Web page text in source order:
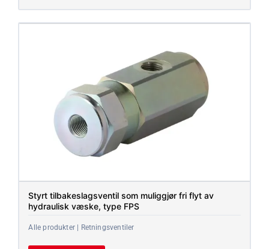
Styrt tilbakeslagsventil som muliggjør fri flyt av
hydraulisk væske, type FPS
Alle produkter | Retningsventiler